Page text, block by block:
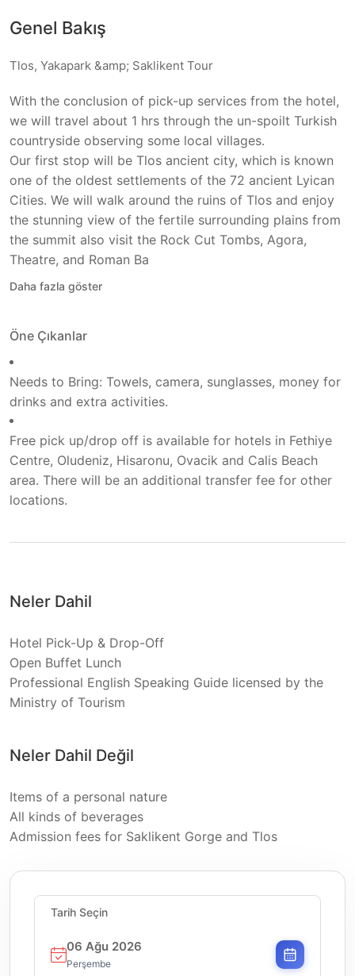
Genel Bakış
Tlos, Yakapark &amp; Saklikent Tour
With the conclusion of pick-up services from the hotel,
we will travel about 1 hrs through the un-spoilt Turkish
countryside observing some local villages.
Our first stop will be Tlos ancient city, which is known
one of the oldest settlements of the 72 ancient Lyican
Cities. We will walk around the ruins of Tlos and enjoy
the stunning view of the fertile surrounding plains from
the summit also visit the Rock Cut Tombs, Agora,
Theatre, and Roman Ba
Daha fazla göster
Öne Çıkanlar
Needs to Bring: Towels, camera, sunglasses, money for
drinks and extra activities.
Free pick up/drop off is available for hotels in Fethiye
Centre, Oludeniz, Hisaronu, Ovacik and Calis Beach
area. There will be an additional transfer fee for other
locations.
Neler Dahil
Hotel Pick-Up & Drop-Off
Open Buffet Lunch
Professional English Speaking Guide licensed by the
Ministry of Tourism
Neler Dahil Değil
Items of a personal nature
All kinds of beverages
Admission fees for Saklikent Gorge and Tlos
Tarih Seçin
06 Ağu 2026
Perşembe